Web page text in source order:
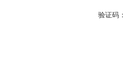
验证码：